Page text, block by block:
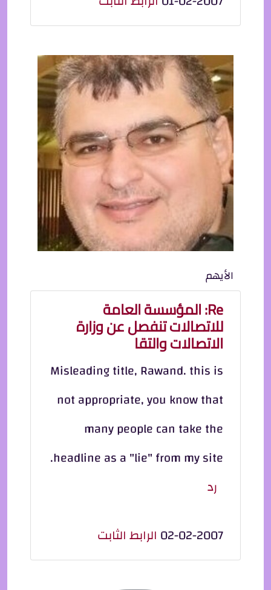
الأيهم
Re: المؤسسة العامة
للاتصالات تنفصل عن وزارة
الاتصالات والتقا
Misleading title, Rawand. this is
not appropriate, you know that
many people can take the
headline as a "lie" from my site.
رد
02-02-2007 الرابط الثابت